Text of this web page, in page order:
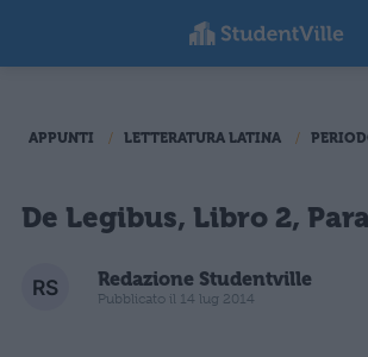
APPUNTI LETTERATURA LATINA
De Legibus, Libro 2,
Redazione Studentville
Pubblicato il 14 lug 2014